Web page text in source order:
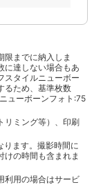
限までに納入しま
に達しない場合もあ
スタイルニューボー
るため、基準枚数
ューボーンフォト:75
リミング等）、印刷
ます。撮影時間に
けの時間も含まれま
利用の場合はサービ